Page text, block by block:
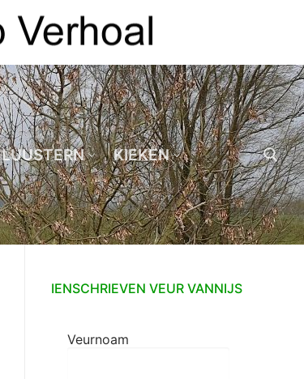
LUUSTERN KIEKEN
Zoeken naar:
IENSCHRIEVEN VEUR VANNIJS
Veurnoam